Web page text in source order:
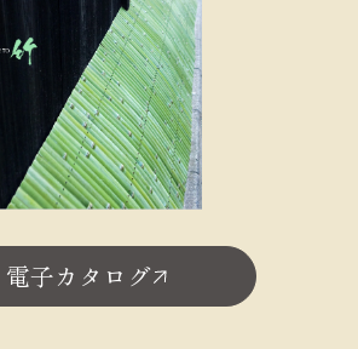
電子カタログ